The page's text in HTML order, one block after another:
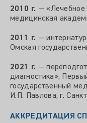
2010 г. — «Лечебное
медицинская
2011 г. —
Омская
2021 г. —
диагностика»,
государственный
И.П. Павлова, г.
АККРЕДИТАЦИЯ